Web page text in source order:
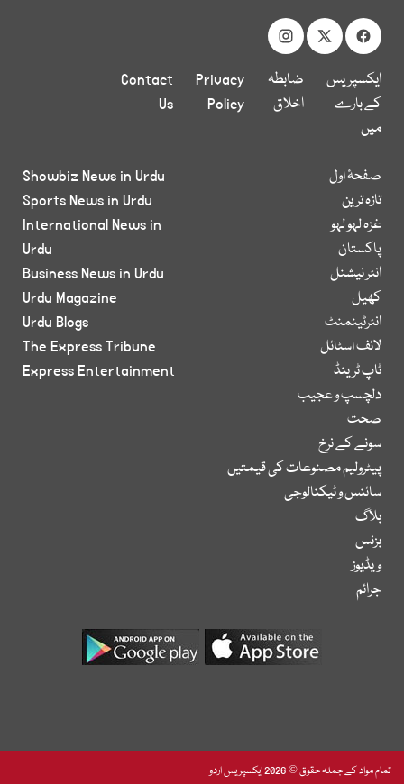
ایکسپریس
کے بارے
میں
ضابطہ
اخلاق
Privacy
Policy
Contact
Us
صفحۂ اول
تازہ ترین
غزہ لہو لہو
پاکستان
انٹر نیشنل
کھیل
انٹرٹینمنٹ
لائف اسٹائل
ٹاپ ٹرینڈ
دلچسپ و عجیب
صحت
سونے کے نرخ
پیٹرولیم مصنوعات کی قیمتیں
سائنس و ٹیکنالوجی
بلاگ
بزنس
ویڈیوز
جرائم
Showbiz News in Urdu
Sports News in Urdu
International News in
Urdu
Business News in Urdu
Urdu Magazine
Urdu Blogs
The Express Tribune
Express Entertainment
تمام مواد کے جملہ حقوق © 2026 ایکسپریس اردو